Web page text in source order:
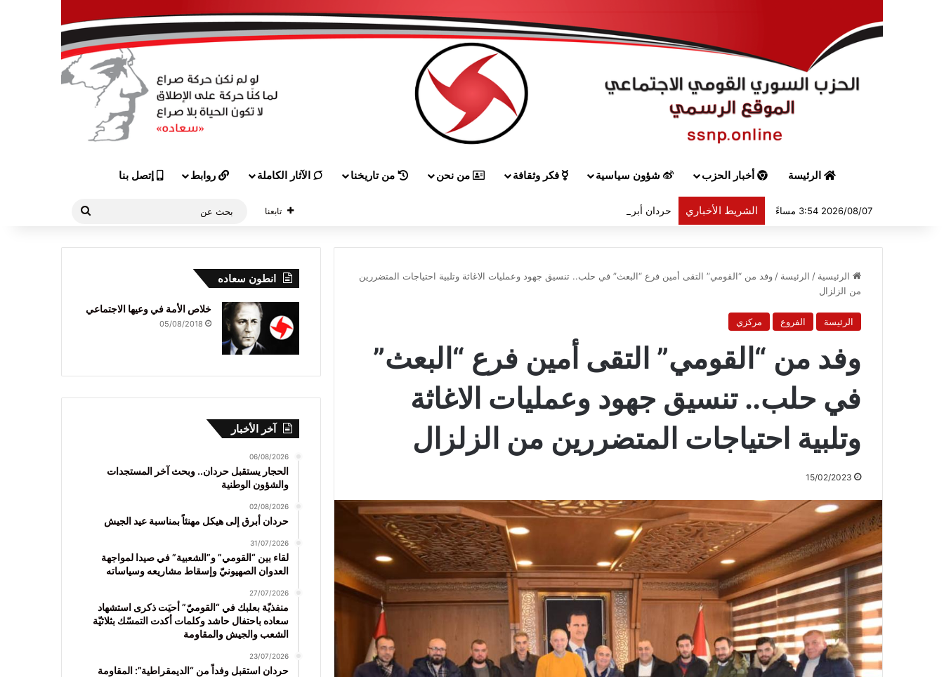
الرئيسة أخبار الحزب شؤون سياسية فكر وثقافة من نحن من تاريخنا الآثار الكاملة روابط إتصل بنا
2026/08/07 3:54 مساءً الشريط الأخباري حردان أبرق إلى هيكل مهنئاً بمناسبة عيد الجيش تابعنا
الرئيسية / الرئيسة / وفد من “القومي” التقى أمين فرع “البعث” في حلب.. تنسيق جهود وعمليات الاغاثة وتلبية احتياجات المتضررين
من الزلزال
الرئيسة الفروع مركزي
وفد من “القومي” التقى أمين فرع “البعث”
في حلب.. تنسيق جهود وعمليات الاغاثة
وتلبية احتياجات المتضررين من الزلزال
15/02/2023
انطون سعاده
خلاص الأمة في وعيها الاجتماعي
05/08/2018
آخر الأخبار
06/08/2026
الحجار يستقبل حردان.. وبحث آخر المستجدات
والشؤون الوطنية
02/08/2026
حردان أبرق إلى هيكل مهنئاً بمناسبة عيد الجيش
31/07/2026
لقاء بين “القومي” و”الشعبية” في صيدا لمواجهة
العدوان الصهيونيّ وإسقاط مشاريعه وسياساته
27/07/2026
منفذيّة بعلبك في “القوميّ” أحيَت ذكرى استشهاد
سعاده باحتفال حاشد وكلمات أكدت التمسّك بثلاثيّة
الشعب والجيش والمقاومة
23/07/2026
حردان استقبل وفداً من “الديمقراطية”: المقاومة